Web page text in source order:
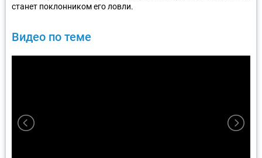
станет поклонником его ловли.
Видео по теме